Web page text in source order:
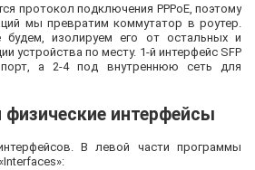
протокол подключения PPPoE, поэтому
мы превратим коммутатор в роутер.
будем, изолируем его от остальных и
устройства по месту. 1-й интерфейс SFP
а 2-4 под внутреннюю сеть для
физические интерфейсы
В левой части программы